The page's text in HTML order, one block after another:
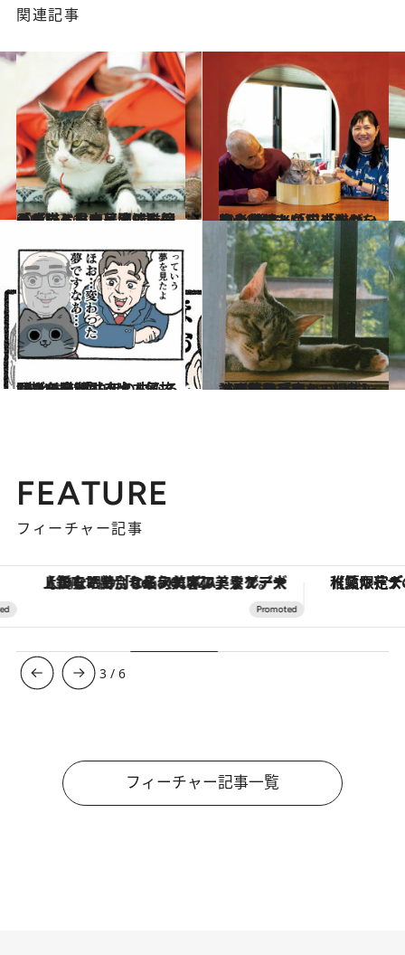
関連記事
2024.6.16
「ドロドロの展開で唯一の癒し」黒木華演じる倫子の猫・小麻呂（9歳♂）が『光る君へ』出演を掴んだワケ
ライフスタイル 2024.6.7
岩合光昭と角田光代が、初の対談。「猫のかわいさの“後ろ”にあるものを写し留めたい」「猫は、使者」
カルチャー
2024.6.8
“猫とおじさん”は、何故バズる？ 「中年の内なる弱さを猫が引き出す」SNSを席巻する大人気マンガの発明
カルチャー 2024.6.7
【応募作品すべて掲載】 誌面連動「かわいいニャングランプリ」 いよいよ、結果発表！
ライフスタイル
FEATURE
フィーチャー記事
【銀座で出合う最旬美容】美髪ケアや上質な眠り…セルフケアのアップデートから、特別な名入れギフトまで。大人のための「ReFa GINZA」クルーズ 【夏限定ディナーコース】旬を
3 /6
フィーチャー記事一覧